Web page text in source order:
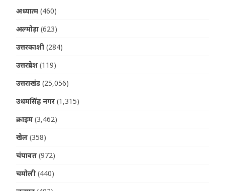
अध्यात्म (460)
अल्मोड़ा (623)
उत्तरकाशी (284)
उत्तरप्रदेश (119)
उत्तराखंड (25,056)
उधमसिंह नगर (1,315)
क्राइम (3,462)
खेल (358)
चंपावत (972)
चमोली (440)